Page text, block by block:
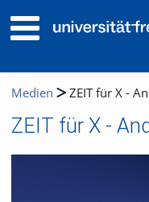
Medien ZEIT für X -